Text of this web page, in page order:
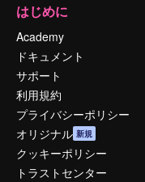
はじめに
Academy
ドキュメント
サポート
利用規約
プライバシーポリシー
オリジナル 新規
クッキーポリシー
トラストセンター